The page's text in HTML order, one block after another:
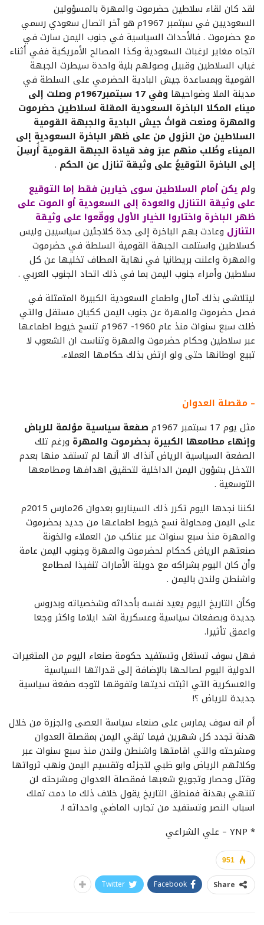
لقد كان لقاء سلاطين حضرموت والمهرة بالمسؤولين
السعوديين في سبتمبر 1967م هو آخر اتصال سعودي رسمي
مع حضرموت . فالأحداث السياسية في جنوب اليمن سارت في
اتجاه مغاير لرغبات السعودية وكذا المصالح الأمريكية ففي أثناء
غياب السلاطين وقبيل وصولهم بلية واحدة سيطرت الجبهة
القومية وبمساعدة جيش البادية الحضرمي على السلطة في
مدينة الملا وضواحيها
وفي 17 سبتمبر1967م وصلت إلى
ميناء المكلا الباخرة السعودية المقلة لسلاطين حضرموت
والمهرة ومنعت قواتُ جيش البادية والجبهة القومية
السلاطين من النزول من على ظهر الباخرة السعودية إلى
الميناء وطُلب منهم عبرَ وفد قيادة الجبهة القومية أُرسِلَ
إلى الباخرة التوقيعُ على وثيقة تنازل عن الحكم .
ولم يكن أمام السلاطين سوى خيارين فقط إما التوقيع
على وثيقة التنازل والعودة إلى السعودية أو الموت على
ظهر الباخرة واختاروا الخيار الأول ووقّعوا على وثيقة
التنازل وعادت بهم الباخرة إلى جدة كلاجئين سياسيين وليس
كسلاطين واستلمت الجبهة القومية السلطة في حضرموت
والمهرة واعلنت بريطانيا في نهاية المطاف تخليها عن كل
سلاطين وأمراء جنوب اليمن بما في ذلك اتحاد الجنوب العربي .
ليتلاشى بذلك آمال واطماع السعودية الكبيرة المتمثلة في
فصل حضرموت والمهرة عن جنوب اليمن ككيان مستقل والتي
ظلت سبع سنوات منذ عام 1960- 1967م تنسج خيوط اطماعها
عبر سلاطين وحكام حضرموت والمهرة وتناست ان الشعوب لا
تبيع اوطانها حتى ولو ارتض بذلك حكامها العملاء.
– مقصلة العدوان
مثل يوم 17 سبتمبر 1967م
صفعة سياسية مؤلمة للرياض
وإنهاء مطامعها الكبيرة بحضرموت والمهرة ورغم تلك
الصفعة السياسية الرياض آنذاك الا أنها لم تستفد منها بعدم
التدخل بشؤون اليمن الداخلية لتحقيق اهدافها ومطامعها
التوسعية .
لكننا نجدها اليوم تكرر ذلك السيناريو بعدوان 26مارس 2015م
على اليمن ومحاولة نسج خيوط اطماعها من جديد بحضرموت
والمهرة منذ سبع سنوات عبر عناكب من العملاء والخونة
صنعتهم الرياض كحكام لحضرموت والمهرة وجنوب اليمن عامة
وأن كان اليوم بشراكه مع دويلة الأمارات تنفيذا لمطامع
واشنطن ولندن باليمن .
وكأن التاريخ اليوم يعيد نفسه بأحداثه وشخصياته وبدروس
جديدة وبصفعات سياسية وعسكرية اشد ايلاما واكثر وجعا
واعمق تأثيرا.
فهل سوف تستغل وتستفيد حكومة صنعاء اليوم من المتغيرات
الدولية اليوم لصالحها بالإضافة إلى قدراتها السياسية
والعسكرية التي اثبتت نديتها وتفوقها لتوجه صفعة سياسية
جديدة للرياض ؟!
أم انه سوف يمارس على صنعاء سياسة العصى والجزرة من خلال
هدنة تجدد كل شهرين فيما تبقي اليمن بمقصلة العدوان
ومشرحته والتي اقامتها واشنطن ولندن منذ سبع سنوات عبر
وكلائهم الرياض وابو ظبي لتجزئه وتقسيم اليمن ونهب ثرواتها
وقتل وحصار وتجويع شعبها فمقصلة العدوان ومشرحته لن
تنتهي بهدنة فمنطق التاريخ يقول خلاف ذلك ما دمت تملك
اسباب النصر وتستفيد من تجارب الماضي واحداثه !.
* YNP – علي الشراعي
951
Share
Facebook
Twitter